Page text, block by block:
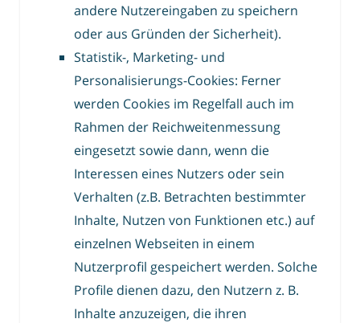
andere Nutzereingaben zu speichern
oder aus Gründen der Sicherheit).
Statistik-, Marketing- und
Personalisierungs-Cookies: Ferner
werden Cookies im Regelfall auch im
Rahmen der Reichweitenmessung
eingesetzt sowie dann, wenn die
Interessen eines Nutzers oder sein
Verhalten (z.B. Betrachten bestimmter
Inhalte, Nutzen von Funktionen etc.) auf
einzelnen Webseiten in einem
Nutzerprofil gespeichert werden. Solche
Profile dienen dazu, den Nutzern z. B.
Inhalte anzuzeigen, die ihren